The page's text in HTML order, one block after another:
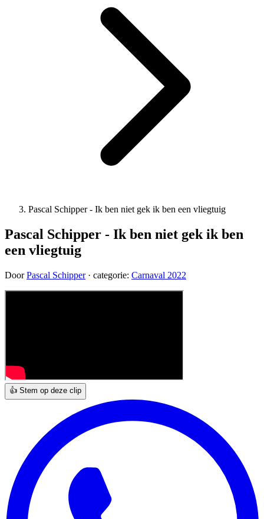
Pascal Schipper - Ik ben niet gek ik ben een vliegtuig
Pascal Schipper - Ik ben niet gek ik ben
een vliegtuig
DoorPascal Schipper· categorie: Carnaval 2022
👍 Stem op deze clip